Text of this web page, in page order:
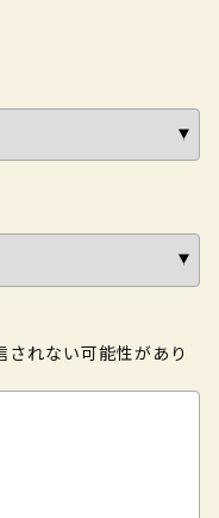
されない可能性があり